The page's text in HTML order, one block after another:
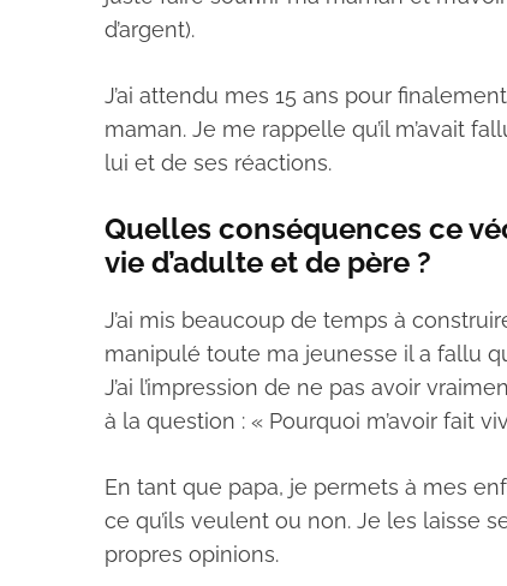
d’argent).
J’ai attendu mes 15 ans pour
maman. Je me rappelle qu’il m’avait
lui et de ses réactions.
Quelles conséquences ce
vie d’adulte et de père ?
J’ai mis beaucoup de temps à
manipulé toute ma jeunesse il a fallu
J’ai l’impression de ne pas avoir
à la question : « Pourquoi m’avoir fait
En tant que papa, je permets à mes
ce qu’ils veulent ou non. Je les laisse
propres opinions.